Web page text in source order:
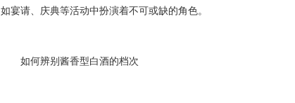
如宴请、庆典等活动中扮演着不可或缺的角色。
如何辨别酱香型白酒的档次